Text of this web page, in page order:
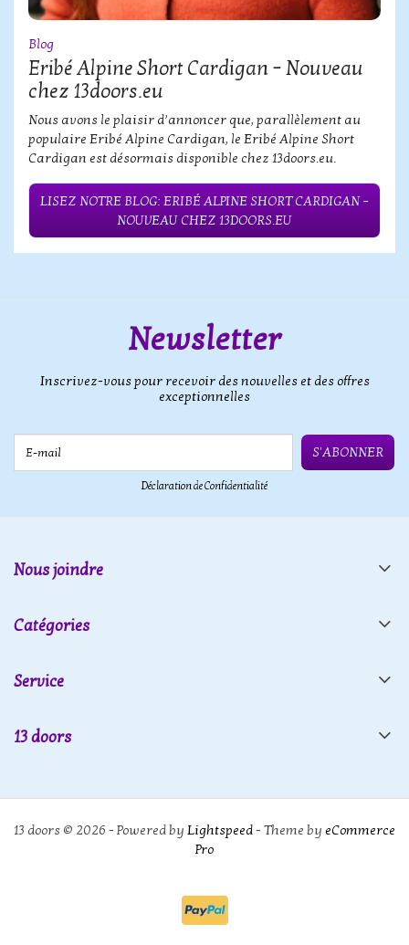
Blog
Eribé Alpine Short Cardigan – Nouveau
chez 13doors.eu
Nous avons le plaisir d’annoncer que, parallèlement au
populaire Eribé Alpine Cardigan, le Eribé Alpine Short
Cardigan est désormais disponible chez 13doors.eu.
LISEZ NOTRE BLOG: ERIBÉ ALPINE SHORT CARDIGAN –
NOUVEAU CHEZ 13DOORS.EU
Newsletter
Inscrivez-vous pour recevoir des nouvelles et des offres
exceptionnelles
S'ABONNER
Déclaration de Confidentialité
Nous joindre
Catégories
Service
13 doors
13 doors © 2026 - Powered by Lightspeed- Theme by eCommerce
Pro